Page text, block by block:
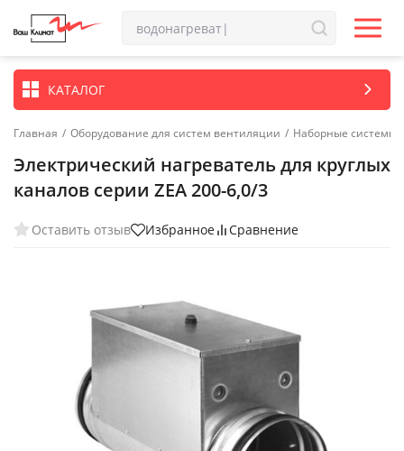
КАТАЛОГ
Главная / Оборудование для систем вентиляции / Наборные системы
Электрический нагреватель для круглых
каналов серии ZEA 200-6,0/3
Оставить отзыв Избранное Сравнение